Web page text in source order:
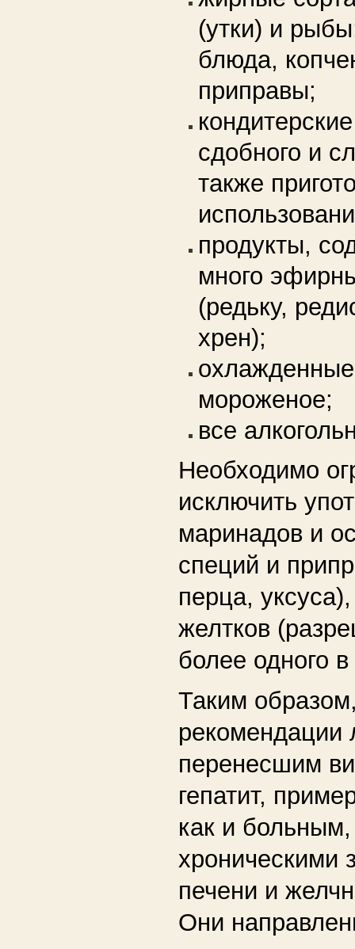
(утки) и
блюда,
приправы;
сдобного и
также
продукты,
много
(редьку,
хрен);
мороженое;
все
Необходимо
исключить
маринадов и
специй и
перца,
желтков
более одного
Таким
перенесшим
гепатит,
как и
хроническими
печени и
Они